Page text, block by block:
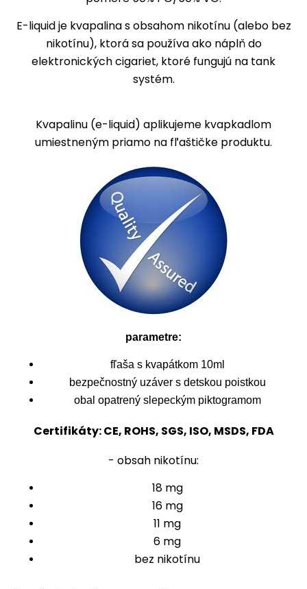
E-liquidje kvapalina s obsahom nikotínu (alebo bez
nikotínu), ktorá sa používa ako náplň do
elektronických cigariet, ktoré fungujú na tank
systém.
Kvapalinu (e-liquid) aplikujeme kvapkadlom
umiestneným priamo na fľaštičke produktu.
parametre:
fľaša s kvapátkom 10ml
bezpečnostný uzáver s detskou poistkou
obal opatrený slepeckým piktogramom
Certifikáty: CE, ROHS, SGS, ISO, MSDS, FDA
- obsah nikotínu:
18 mg
16 mg
11 mg
6 mg
bez nikotínu